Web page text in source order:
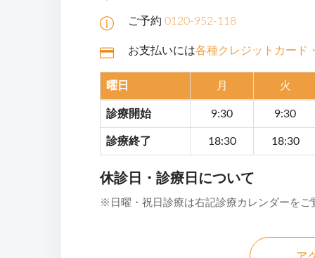
ご予約 0120-952-118
お支払いには各種クレジットカード
曜日 月 火
診療開始 9:30 9:30
診療終了 18:30 18:30
休診日・診療日について
※日曜・祝日診療は右記診療カレンダーをご